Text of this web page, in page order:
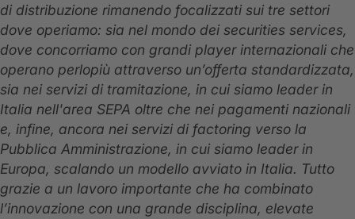
di distribuzione rimanendo focalizzati sui tre settori
dove operiamo: sia nel mondo dei securities services,
dove concorriamo con grandi player internazionali che
operano perlopiù attraverso un’offerta standardizzata,
sia nei servizi di tramitazione, in cui siamo leader in
Italia nell'area SEPA oltre che nei pagamenti nazionali
e, infine, ancora nei servizi di factoring verso la
Pubblica Amministrazione, in cui siamo leader in
Europa, scalando un modello avviato in Italia. Tutto
grazie a un lavoro importante che ha combinato
l’innovazione con una grande disciplina, elevate